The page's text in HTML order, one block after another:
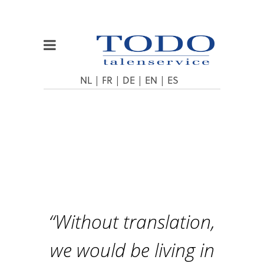
NL| FR| DE| EN | ES
“Without translation,
we would be living in